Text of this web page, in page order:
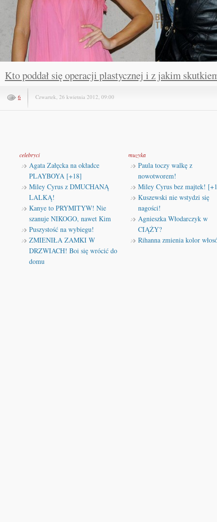
Kto poddał się operacji plastycznej i z jakim
6 Czwartek, 26 kwietnia 2012, 09:00
celebryci
Agata Załęcka na okładce
PLAYBOYA [+18]
Miley Cyrus z DMUCHANĄ
LALKĄ!
Kanye to PRYMITYW! Nie
szanuje NIKOGO, nawet Kim
Puszystość na wybiegu!
ZMIENIŁA ZAMKI W
DRZWIACH! Boi się wrócić do
domu
muzyka
Paula toczy walkę z
nowotworem!
Miley Cyrus bez majtek!
Kuszewski nie wstydzi się
nagości!
Agnieszka Włodarczyk w
CIĄŻY?
Rihanna zmienia kolor